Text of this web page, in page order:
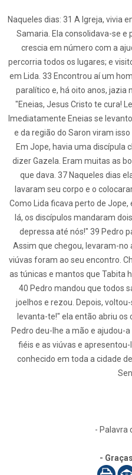
Naqueles dias: 31 A Igreja, vivia
Samaria. Ela consolidava-se e
crescia em número com a
percorria todos os lugares; e
em Lida. 33 Encontrou aí um
paralítico e, há oito anos, jazia
"Eneias, Jesus Cristo te cura!
Imediatamente Eneias se
e da região do Saron viram
Em Jope, havia uma discípula
dizer Gazela. Eram muitas as
que dava. 37 Naqueles dias
lavaram seu corpo e o
Como Lida ficava perto de
lá, os discípulos mandaram
depressa até nós!" 39 Pedro
Assim que chegou, levaram-no
viúvas foram ao seu encontro.
as túnicas e mantos que Tabita
40 Pedro mandou que todos
joelhos e rezou. Depois,
levanta-te!" ela então abriu os
Pedro deu-lhe a mão e ajudou-
fiéis e as viúvas e
conhecido em toda a cidade
- Palavra
-